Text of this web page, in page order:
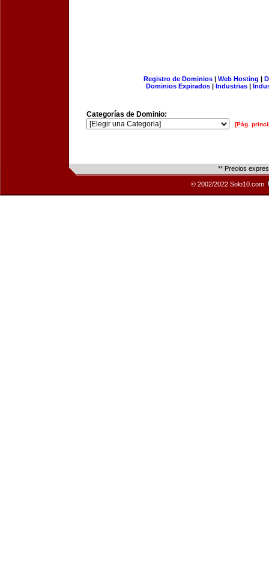
Registro de Dominios| Web Hosting |
Dominios Expirados | Industrias |
Categorías de Dominio:
[Pág.
** Precios
© 2002/2022 Solo10.com